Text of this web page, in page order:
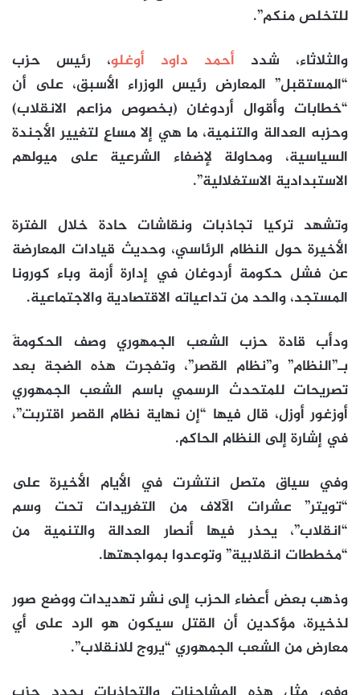
للتخلص منكم”.
والثلاثاء، شدد أحمد داود أوغلو، رئيس حزب
“المستقبل” المعارض رئيس الوزراء الأسبق، على أن
“خطابات وأقوال أردوغان (بخصوص مزاعم الانقلاب)
وحزبه العدالة والتنمية، ما هي إلا مساعٍ لتغيير الأجندة
السياسية، ومحاولة لإضفاء الشرعية على ميولهم
الاستبدادية الاستغلالية”.
وتشهد تركيا تجاذبات ونقاشات حادة خلال الفترة
الأخيرة حول النظام الرئاسي، وحديث قيادات المعارضة
عن فشل حكومة أردوغان في إدارة أزمة وباء كورونا
المستجد، والحد من تداعياته الاقتصادية والاجتماعية.
ودأب قادة حزب الشعب الجمهوري وصف الحكومةَ
بـ”النظام” و”نظام القصر”، وتفجرت هذه الضجة بعد
تصريحات للمتحدث الرسمي باسم الشعب الجمهوري
أوزغور أوزل، قال فيها “إن نهاية نظام القصر اقتربت”،
في إشارة إلى النظام الحاكم.
وفي سياق متصل انتشرت في الأيام الأخيرة على
“تويتر” عشرات الآلاف من التغريدات تحت وسم
“انقلاب”، يحذر فيها أنصار العدالة والتنمية من
“مخططات انقلابية” وتوعدوا بمواجهتها.
وذهب بعض أعضاء الحزب إلى نشر تهديدات ووضع صور
لذخيرة، مؤكدين أن القتل سيكون هو الرد على أي
معارض من الشعب الجمهوري “يروج للانقلاب”.